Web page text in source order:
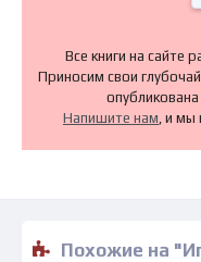
Все книги на сайте
Приносим свои
Напишите нам, и мы
Похожие на "Игра в большинстве - Даниэла